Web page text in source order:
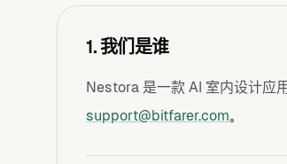
1. 我们是谁
Nestora 是一款 AI 室内设计应用
support@bitfarer.com。